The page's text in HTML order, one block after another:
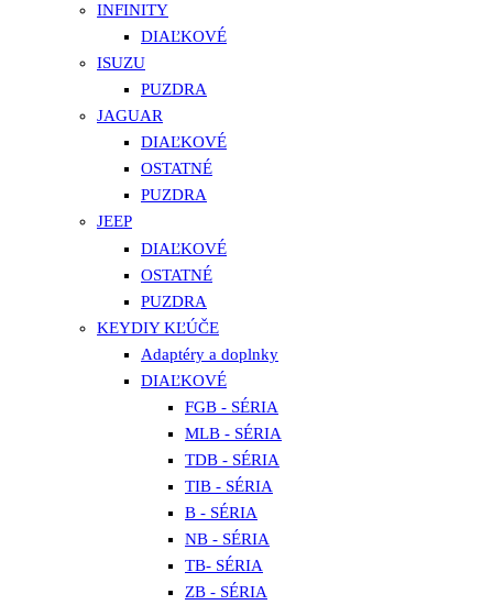
INFINITY
DIAĽKOVÉ
ISUZU
PUZDRA
JAGUAR
DIAĽKOVÉ
OSTATNÉ
PUZDRA
JEEP
DIAĽKOVÉ
OSTATNÉ
PUZDRA
KEYDIY KĽÚČE
Adaptéry a doplnky
DIAĽKOVÉ
FGB - SÉRIA
MLB - SÉRIA
TDB - SÉRIA
TIB - SÉRIA
B - SÉRIA
NB - SÉRIA
TB- SÉRIA
ZB - SÉRIA